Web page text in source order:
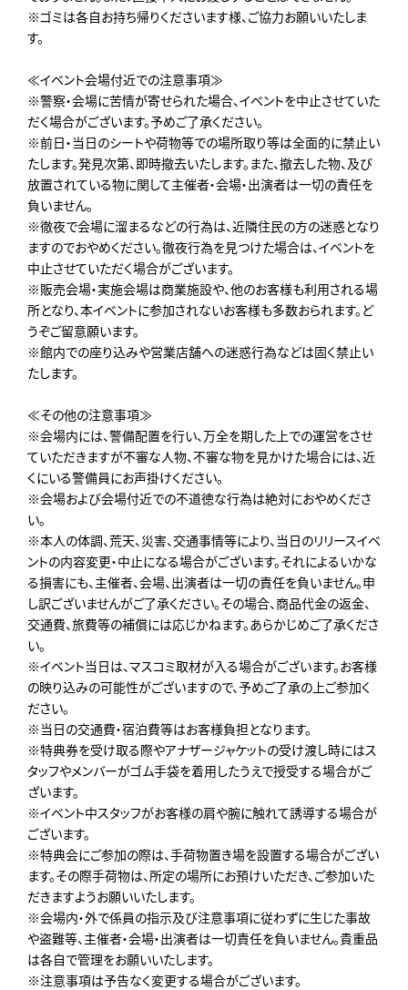
※ゴミは各自お持ち帰りくださいます様、ご協力お願いいたしま
す。
≪イベント会場付近での注意事項≫
※警察・会場に苦情が寄せられた場合、イベントを中止させていた
だく場合がございます。予めご了承ください。
※前日・当日のシートや荷物等での場所取り等は全面的に禁止い
たします。発見次第、即時撤去いたします。また、撤去した物、及び
放置されている物に関して主催者・会場・出演者は一切の責任を
負いません。
※徹夜で会場に溜まるなどの行為は、近隣住民の方の迷惑となり
ますのでおやめください。徹夜行為を見つけた場合は、イベントを
中止させていただく場合がございます。
※販売会場・実施会場は商業施設や、他のお客様も利用される場
所となり、本イベントに参加されないお客様も多数おられます。ど
うぞご留意願います。
※館内での座り込みや営業店舗への迷惑行為などは固く禁止い
たします。
≪その他の注意事項≫
※会場内には、警備配置を行い、万全を期した上での運営をさせ
ていただきますが不審な人物、不審な物を見かけた場合には、近
くにいる警備員にお声掛けください。
※会場および会場付近での不道徳な行為は絶対におやめくださ
い。
※本人の体調、荒天、災害、交通事情等により、当日のリリースイベ
ントの内容変更・中止になる場合がございます。それによるいかな
る損害にも、主催者、会場、出演者は一切の責任を負いません。申
し訳ございませんがご了承ください。その場合、商品代金の返金、
交通費、旅費等の補償には応じかねます。あらかじめご了承くださ
い。
※イベント当日は、マスコミ取材が入る場合がございます。お客様
の映り込みの可能性がございますので、予めご了承の上ご参加く
ださい。
※当日の交通費・宿泊費等はお客様負担となります。
※特典券を受け取る際やアナザージャケットの受け渡し時にはス
タッフやメンバーがゴム手袋を着用したうえで授受する場合がご
ざいます。
※イベント中スタッフがお客様の肩や腕に触れて誘導する場合が
ございます。
※特典会にご参加の際は、手荷物置き場を設置する場合がござい
ます。その際手荷物は、所定の場所にお預けいただき、ご参加いた
だきますようお願いいたします。
※会場内・外で係員の指示及び注意事項に従わずに生じた事故
や盗難等、主催者・会場・出演者は一切責任を負いません。貴重品
は各自で管理をお願いいたします。
※注意事項は予告なく変更する場合がございます。